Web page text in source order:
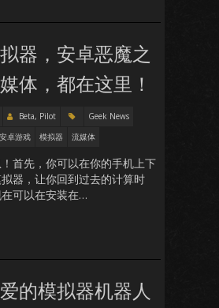
器，安卓恶魔之
体，都在这里！
Beta, Pilot
Geek News
安卓游戏 模拟器 流媒体
首先，你可以在你的手机上下
器，让你回到过去的计算时
可以在安装在…
的模拟器机器人